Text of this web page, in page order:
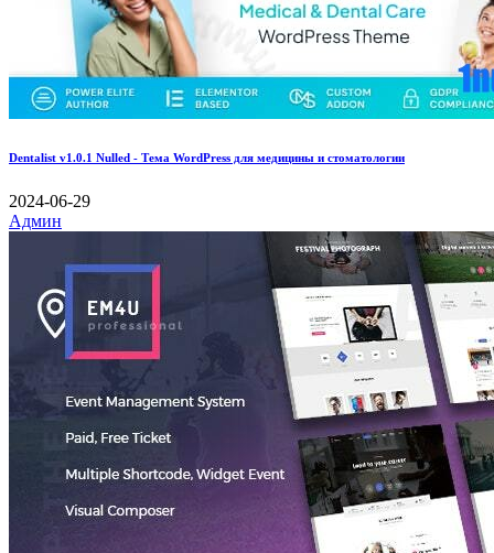
Dentalist v1.0.1 Nulled - Тема WordPress для медицины и стоматологии
2024-06-29
Админ